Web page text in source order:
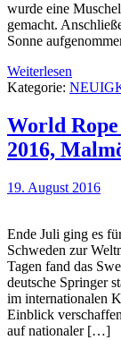
wurde eine
gemacht.
Sonne
Weiterlesen
Kategorie:
World
2016,
19. August 2016
Ende Juli ging es
Schweden zur
Tagen fand das
deutsche Springer
im internationalen
Einblick
auf nationaler […]